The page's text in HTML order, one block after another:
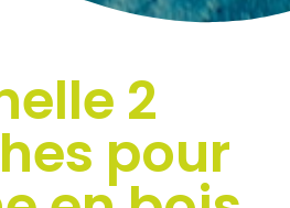
2
pour